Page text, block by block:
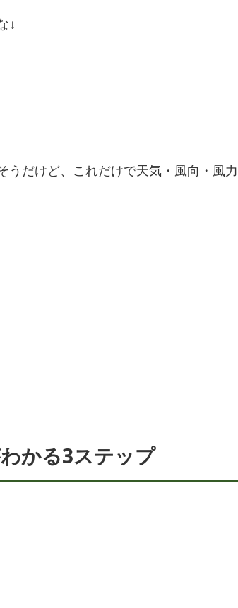
↓
うだけど、これだけで天気・風向・風
かる3ステップ